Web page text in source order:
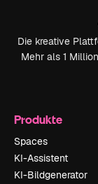
Die kreative
Mehr als 1
Produkte
Spaces
KI-Assistent
KI-Bildgenerator